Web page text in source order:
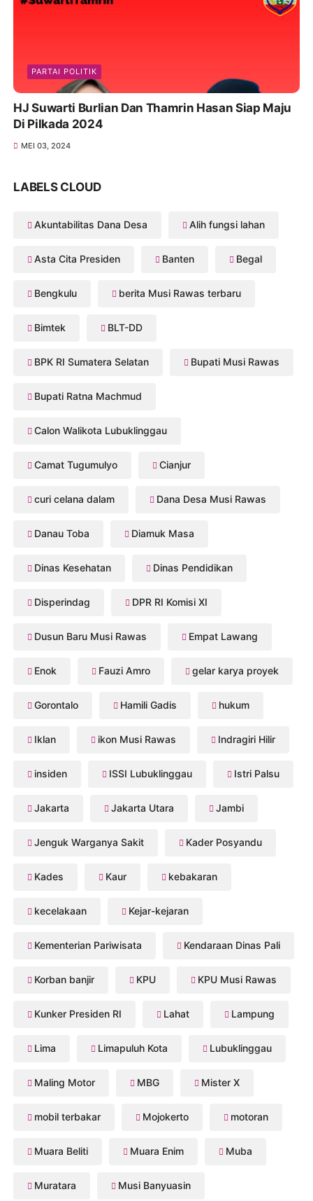
PARTAI POLITIK
HJ Suwarti Burlian Dan Thamrin Hasan Siap Maju
Di Pilkada 2024
MEI 03, 2024
LABELS CLOUD
Akuntabilitas Dana Desa Alih fungsi lahan
Asta Cita Presiden Banten Begal
Bengkulu berita Musi Rawas terbaru
Bimtek BLT-DD
BPK RI Sumatera Selatan Bupati Musi Rawas
Bupati Ratna Machmud
Calon Walikota Lubuklinggau
Camat Tugumulyo Cianjur
curi celana dalam Dana Desa Musi Rawas
Danau Toba Diamuk Masa
Dinas Kesehatan Dinas Pendidikan
Disperindag DPR RI Komisi XI
Dusun Baru Musi Rawas Empat Lawang
Enok Fauzi Amro gelar karya proyek
Gorontalo Hamili Gadis hukum
Iklan ikon Musi Rawas Indragiri Hilir
insiden ISSI Lubuklinggau Istri Palsu
Jakarta Jakarta Utara Jambi
Jenguk Warganya Sakit Kader Posyandu
Kades Kaur kebakaran
kecelakaan Kejar-kejaran
Kementerian Pariwisata Kendaraan Dinas Pali
Korban banjir KPU KPU Musi Rawas
Kunker Presiden RI Lahat Lampung
Lima Limapuluh Kota Lubuklinggau
Maling Motor MBG Mister X
mobil terbakar Mojokerto motoran
Muara Beliti Muara Enim Muba
Muratara Musi Banyuasin